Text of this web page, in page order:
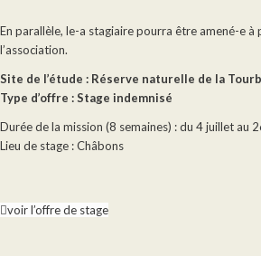
En parallèle, le-a stagiaire pourra être amené-e à
l’association.
Site de l’étude : Réserve naturelle de la
Type d’offre : Stage indemnisé
Durée de la mission (8 semaines) : du 4 juillet au
Lieu de stage : Châbons
voir l’offre de stage